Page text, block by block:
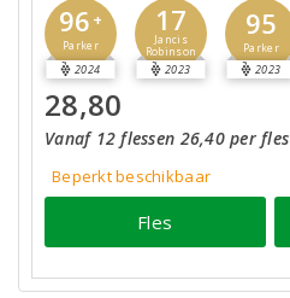
96 +
Parker
2024
17
Jancis
Robinson
2023
95
Parker
2023
28,80
Vanaf 12 flessen 26,40 per fles
Beperkt beschikbaar
Fles